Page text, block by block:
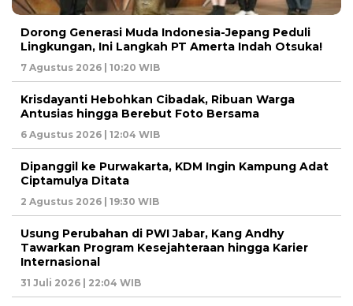
Dorong Generasi Muda Indonesia-Jepang Peduli
Lingkungan, Ini Langkah PT Amerta Indah Otsuka!
7 Agustus 2026 | 10:20 WIB
Krisdayanti Hebohkan Cibadak, Ribuan Warga
Antusias hingga Berebut Foto Bersama
6 Agustus 2026 | 12:04 WIB
Dipanggil ke Purwakarta, KDM Ingin Kampung Adat
Ciptamulya Ditata
2 Agustus 2026 | 19:30 WIB
Usung Perubahan di PWI Jabar, Kang Andhy
Tawarkan Program Kesejahteraan hingga Karier
Internasional
31 Juli 2026 | 22:04 WIB